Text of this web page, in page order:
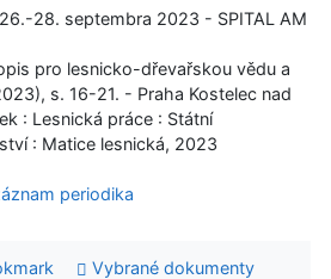
28. septembra 2023 - SPITAL AM
pro lesnicko-dřevařskou vědu a
s. 16-21. - Praha Kostelec nad
: Lesnická práce : Státní
: Matice lesnická, 2023
periodika
Vybrané dokumenty